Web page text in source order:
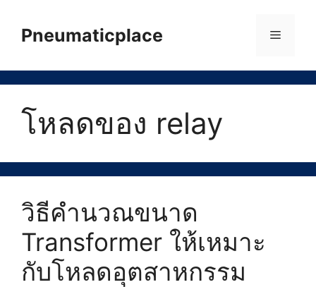
contentPneumaticplace Menu
โหลดของ relay
วิธีคำนวณขนาด
Transformer ให้เหมาะ
กับโหลดอุตสาหกรรม